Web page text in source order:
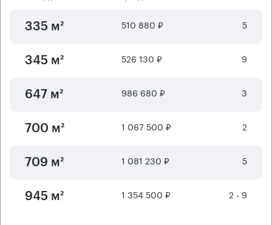
335 м² 510 880 ₽ 5
345 м² 526 130 ₽ 9
647 м² 986 680 ₽ 3
700 м² 1 067 500 ₽ 2
709 м² 1 081 230 ₽ 5
945 м² 1 354 500 ₽ 2 - 9